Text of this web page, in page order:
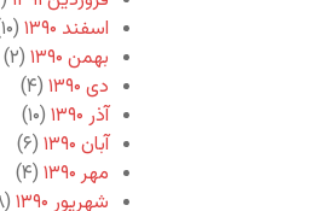
اسفند ۱۳۹۰
(۱۰)
بهمن ۱۳۹۰
(۲)
دی ۱۳۹۰
(۴)
آذر ۱۳۹۰
(۱۰)
آبان ۱۳۹۰
(۶)
مهر ۱۳۹۰
(۴)
شهریور ۱۳۹۰
(۸)